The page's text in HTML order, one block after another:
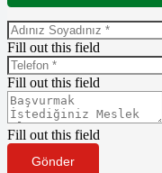
Fill out this field
Fill out this field
Fill out this field
Gönder